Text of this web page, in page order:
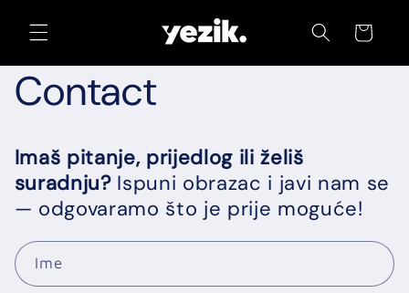
na
sadržaj
Košarica
Contact
Imaš pitanje, prijedlog ili želiš
suradnju? Ispuni obrazac i javi nam se
— odgovaramo što je prije moguće!
Ime